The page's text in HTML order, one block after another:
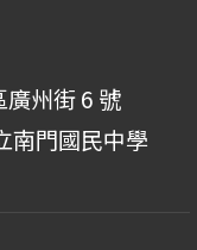
州街 6 號
南門國民中學